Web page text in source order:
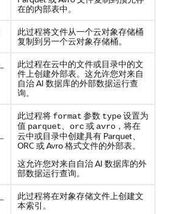
在的内部表中。
此过程将文件从一个云对象存储桶
复制到另一个云对象存储桶。
此过程在云中的文件或目录中的文
件上创建外部表。这允许您对来自
自治 AI 数据库的外部数据运行查
询。
此过程将 format 参数 type设置为
值 parquet、 orc或 avro ，将在
云中或目录中创建具有 Parquet、
ORC 或 Avro 格式文件的外部表。
这允许您对来自自治 AI 数据库的外
部数据运行查询。
此过程将在对象存储文件上创建文
本索引。